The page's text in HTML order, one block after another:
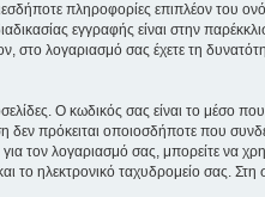
πληροφορίες επιπλέον του
εγγραφής είναι στην
στο λογαριασμό σας έχετε τη
Ο κωδικός σας είναι το μέσο
πρόκειται οποιοσδήποτε που
τον λογαριασμό σας, μπορείτε να
ηλεκτρονικό ταχυδρομείο σας. Στη